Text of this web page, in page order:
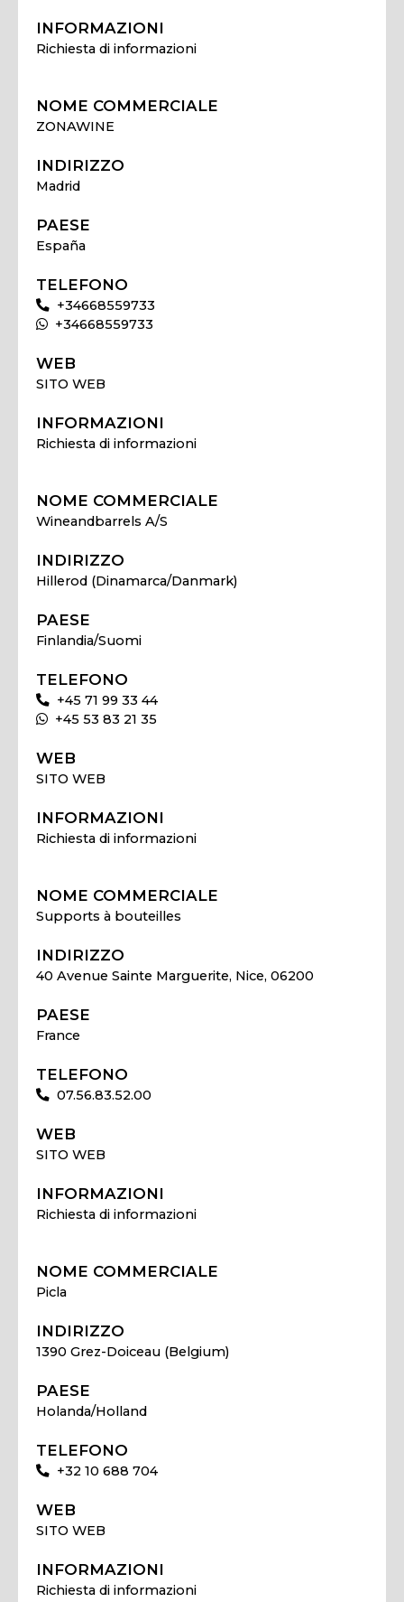
INFORMAZIONI
Richiesta di informazioni
NOME COMMERCIALE
ZONAWINE
INDIRIZZO
Madrid
PAESE
España
TELEFONO
+34668559733
+34668559733
WEB
SITO WEB
INFORMAZIONI
Richiesta di informazioni
NOME COMMERCIALE
Wineandbarrels A/S
INDIRIZZO
Hillerod (Dinamarca/Danmark)
PAESE
Finlandia/Suomi
TELEFONO
+45 71 99 33 44
+45 53 83 21 35
WEB
SITO WEB
INFORMAZIONI
Richiesta di informazioni
NOME COMMERCIALE
Supports à bouteilles
INDIRIZZO
40 Avenue Sainte Marguerite, Nice, 06200
PAESE
France
TELEFONO
07.56.83.52.00
WEB
SITO WEB
INFORMAZIONI
Richiesta di informazioni
NOME COMMERCIALE
Picla
INDIRIZZO
1390 Grez-Doiceau (Belgium)
PAESE
Holanda/Holland
TELEFONO
+32 10 688 704
WEB
SITO WEB
INFORMAZIONI
Richiesta di informazioni